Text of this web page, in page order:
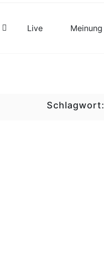
Live Meinung
Schlagwort: